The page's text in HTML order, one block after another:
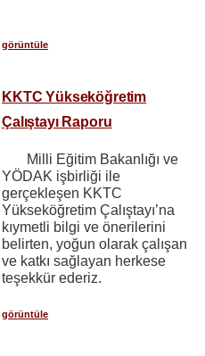
görüntüle
KKTC Yükseköğretim
Çalıştayı Raporu
Milli Eğitim Bakanlığı ve
YÖDAK işbirliği ile
gerçekleşen KKTC
Yükseköğretim Çalıştayı’na
kıymetli bilgi ve önerilerini
belirten, yoğun olarak çalışan
ve katkı sağlayan herkese
teşekkür ederiz.
görüntüle